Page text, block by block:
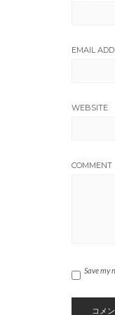
EMAIL
WEBSITE
COMMENT
Save my